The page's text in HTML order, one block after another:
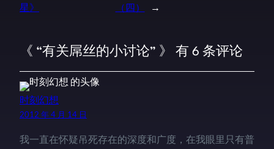
星》
（四）
→
《 “有关屌丝的小讨论” 》 有 6 条评论
时刻幻想
2012 年 4 月 14 日
我一直在怀疑吊死存在的深度和广度，在我眼里只有普